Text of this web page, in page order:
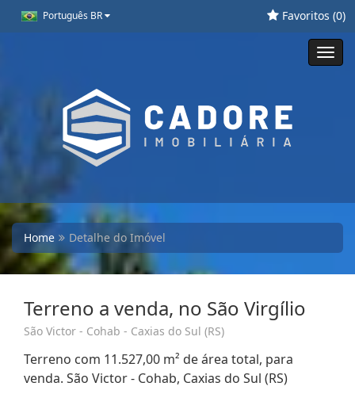
Português BR Favoritos (0)
Home Detalhe do Imóvel
Terreno a venda, no São Virgílio
São Victor - Cohab - Caxias do Sul (RS)
Terreno com 11.527,00 m² de área total, para
venda. São Victor - Cohab, Caxias do Sul (RS)